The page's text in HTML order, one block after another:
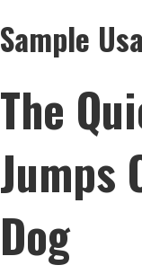
Sample
The
Jumps
Dog